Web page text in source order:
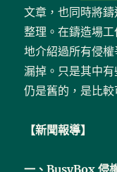
文章，也同時將
整理。在鑄造場
地介紹過所有侵
漏掉。只是其中
仍是舊的，是比較
【新聞報導】
一、BusyBox 侵